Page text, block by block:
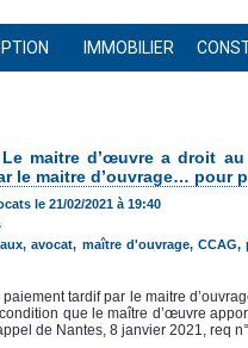
IMMOBILIER
Le maitre d’œuvre a droit
le maitre d’ouvrage… pour
le 21/02/2021 à 19:40
,avocat, maître d'ouvrage, CCAG,
paiement tardif par le maitre
que le maître d’œuvre
de Nantes, 8 janvier 2021, req